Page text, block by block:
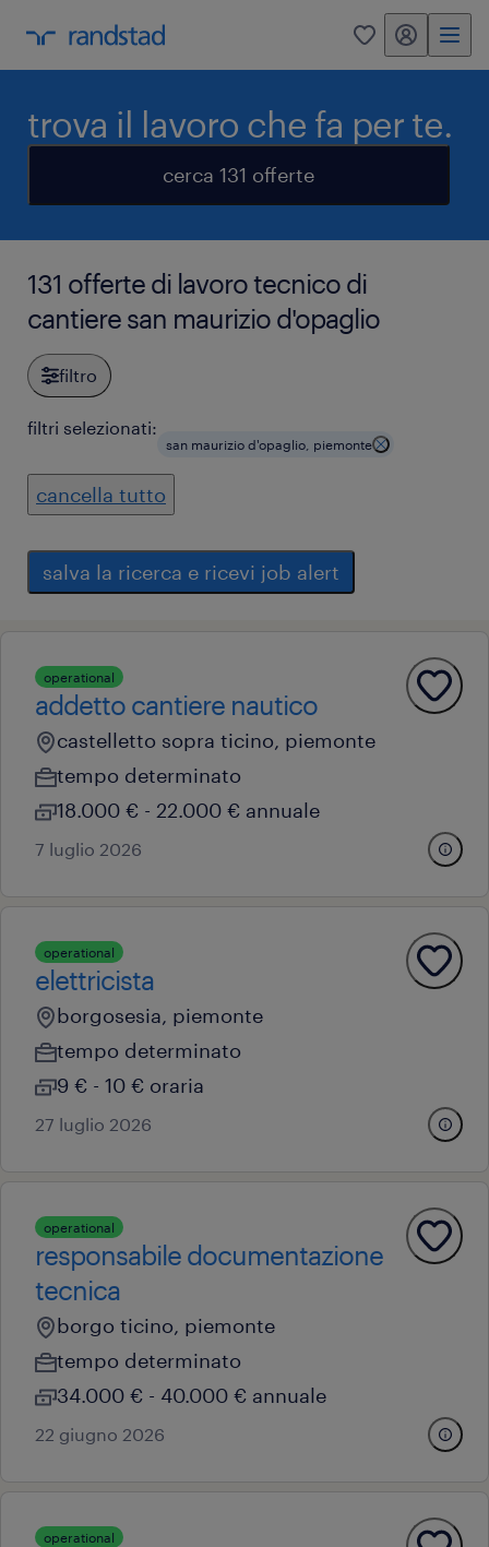
0 my randstad
trova il lavoro che fa per te.
cerca 131 offerte
131 offerte di lavoro tecnico di
cantiere san maurizio d'opaglio
filtro
filtri selezionati:
san maurizio d'opaglio, piemonte
cancella tutto
salva la ricerca e ricevi job alert
operational
addetto cantiere nautico
castelletto sopra ticino, piemonte
tempo determinato
18.000 € - 22.000 € annuale
7 luglio 2026
operational
elettricista
borgosesia, piemonte
tempo determinato
9 € - 10 € oraria
27 luglio 2026
operational
responsabile documentazione
tecnica
borgo ticino, piemonte
tempo determinato
34.000 € - 40.000 € annuale
22 giugno 2026
operational